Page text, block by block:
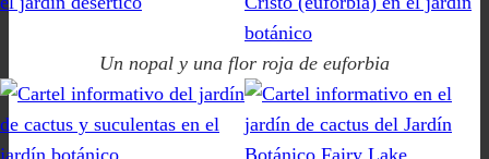
Un nopal y una flor roja de euforbia